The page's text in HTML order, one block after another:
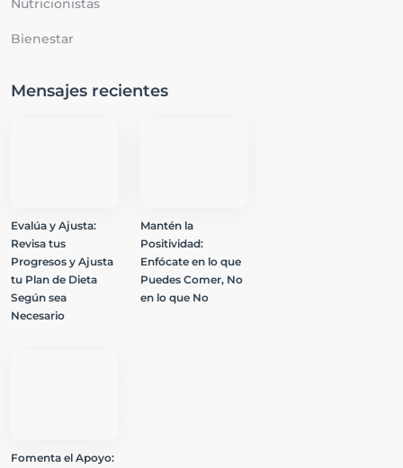
Nutricionistas
Bienestar
Mensajes recientes
Evalúa y Ajusta:
Revisa tus
Progresos y Ajusta
tu Plan de Dieta
Según sea
Necesario
Mantén la
Positividad:
Enfócate en lo que
Puedes Comer, No
en lo que No
Fomenta el Apoyo: